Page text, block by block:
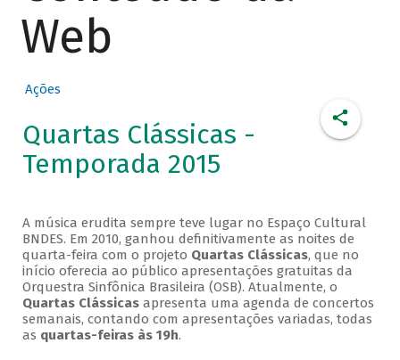
Web
Ações
Quartas Clássicas -
Temporada 2015
A música erudita sempre teve lugar no Espaço Cultural
BNDES. Em 2010, ganhou definitivamente as noites de
quarta-feira com o projeto Quartas Clássicas, que no
início oferecia ao público apresentações gratuitas da
Orquestra Sinfônica Brasileira (OSB). Atualmente, o
Quartas Clássicasapresenta uma agenda de concertos
semanais, contando com apresentações variadas, todas
as quartas-feiras às 19h.